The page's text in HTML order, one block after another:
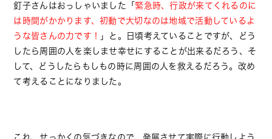
釘子さんはおっしゃいました「 緊急時、行政が来てくれるのに
は時間がかかります、初動で大切なのは地域で活動しているよ
うな皆さんの力です！
」と。日頃考えていることですが、どう
したら周囲の人を楽しませ幸せにすることが出来るだろう、そ
して、どうしたらもしもの時に周囲の人を救えるだろう。改め
て考えることになりました。
これ、せっかくの気づきなので、発展させて実際に行動しよう